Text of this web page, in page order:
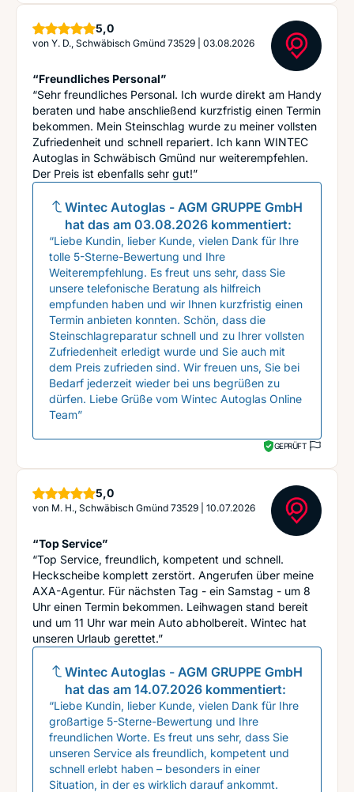
5,0Sterne
von Y. D., Schwäbisch Gmünd 73529 03.08.2026
“Freundliches Personal”
“Sehr freundliches Personal. Ich wurde direkt am Handy
beraten und habe anschließend kurzfristig einen Termin
bekommen. Mein Steinschlag wurde zu meiner vollsten
Zufriedenheit und schnell repariert. Ich kann WINTEC
Autoglas in Schwäbisch Gmünd nur weiterempfehlen.
Der Preis ist ebenfalls sehr gut!”
Wintec Autoglas - AGM GRUPPE GmbH
hat das am 03.08.2026 kommentiert:
“Liebe Kundin, lieber Kunde, vielen Dank für Ihre
tolle 5-Sterne-Bewertung und Ihre
Weiterempfehlung. Es freut uns sehr, dass Sie
unsere telefonische Beratung als hilfreich
empfunden haben und wir Ihnen kurzfristig einen
Termin anbieten konnten. Schön, dass die
Steinschlagreparatur schnell und zu Ihrer vollsten
Zufriedenheit erledigt wurde und Sie auch mit
dem Preis zufrieden sind. Wir freuen uns, Sie bei
Bedarf jederzeit wieder bei uns begrüßen zu
dürfen. Liebe Grüße vom Wintec Autoglas Online
Team”
GEPRÜFT
5,0Sterne
von M. H., Schwäbisch Gmünd 73529 10.07.2026
“Top Service”
“Top Service, freundlich, kompetent und schnell.
Heckscheibe komplett zerstört. Angerufen über meine
AXA-Agentur. Für nächsten Tag - ein Samstag - um 8
Uhr einen Termin bekommen. Leihwagen stand bereit
und um 11 Uhr war mein Auto abholbereit. Wintec hat
unseren Urlaub gerettet.”
Wintec Autoglas - AGM GRUPPE GmbH
hat das am 14.07.2026 kommentiert:
“Liebe Kundin, lieber Kunde, vielen Dank für Ihre
großartige 5-Sterne-Bewertung und Ihre
freundlichen Worte. Es freut uns sehr, dass Sie
unseren Service als freundlich, kompetent und
schnell erlebt haben – besonders in einer
Situation, in der es wirklich darauf ankommt.